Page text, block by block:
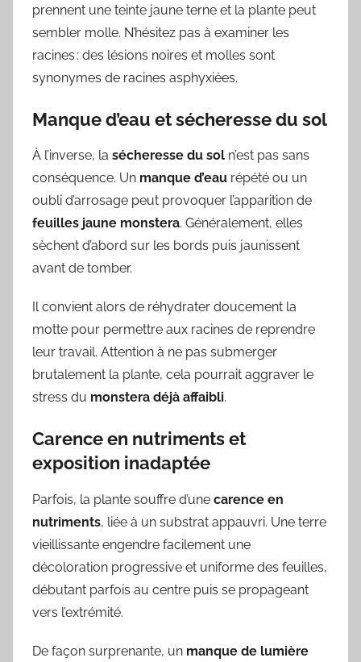
prennent une teinte jaune terne et la plante peut
sembler molle. N’hésitez pas à examiner les
racines : des lésions noires et molles sont
synonymes de racines asphyxiées.
Manque d’eau et sécheresse du sol
À l’inverse, la sécheresse du sol n’est pas sans
conséquence. Un manque d’eau répété ou un
oubli d’arrosage peut provoquer l’apparition de
feuilles jaune monstera. Généralement, elles
sèchent d’abord sur les bords puis jaunissent
avant de tomber.
Il convient alors de réhydrater doucement la
motte pour permettre aux racines de reprendre
leur travail. Attention à ne pas submerger
brutalement la plante, cela pourrait aggraver le
stress du monstera déjà affaibli.
Carence en nutriments et
exposition inadaptée
Parfois, la plante souffre d’une carence en
nutriments, liée à un substrat appauvri. Une terre
vieillissante engendre facilement une
décoloration progressive et uniforme des feuilles,
débutant parfois au centre puis se propageant
vers l’extrémité.
De façon surprenante, un manque de lumière